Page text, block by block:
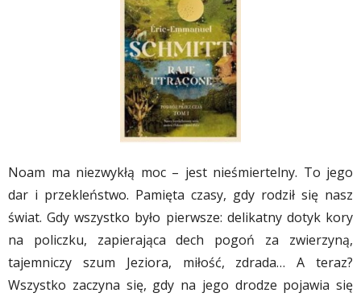
Noam ma niezwykłą moc – jest nieśmiertelny. To jego
dar i przekleństwo. Pamięta czasy, gdy rodził się nasz
świat. Gdy wszystko było pierwsze: delikatny dotyk kory
na policzku, zapierająca dech pogoń za zwierzyną,
tajemniczy szum Jeziora, miłość, zdrada… A teraz?
Wszystko zaczyna się, gdy na jego drodze pojawia się